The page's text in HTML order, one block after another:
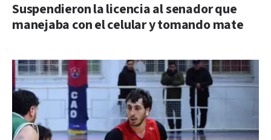
Suspendieron la licencia al senador que
manejaba con el celular y tomando mate